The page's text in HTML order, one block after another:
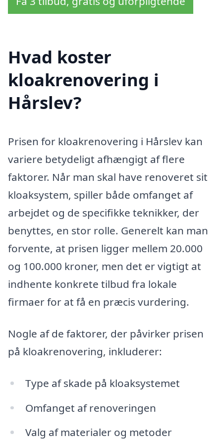
Hvad koster
kloakrenovering i
Hårslev?
Prisen for kloakrenovering i Hårslev kan
variere betydeligt afhængigt af flere
faktorer. Når man skal have renoveret sit
kloaksystem, spiller både omfanget af
arbejdet og de specifikke teknikker, der
benyttes, en stor rolle. Generelt kan man
forvente, at prisen ligger mellem 20.000
og 100.000 kroner, men det er vigtigt at
indhente konkrete tilbud fra lokale
firmaer for at få en præcis vurdering.
Nogle af de faktorer, der påvirker prisen
på kloakrenovering, inkluderer:
Type af skade på kloaksystemet
Omfanget af renoveringen
Valg af materialer og metoder